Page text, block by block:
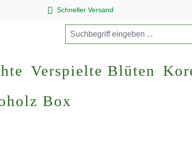
Schneller Versand
Verspielte Blüten
Box